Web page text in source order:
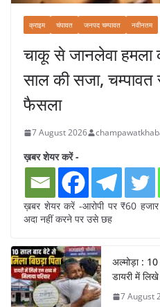
क्राइम चंपावत जनपद चम्पावत नवीनतम
चाकू से जानलेवा हमला
साल की सजा, चम्पावत
फैसला
7 August 2026
ख़बर शेयर करें -
ख़बर शेयर करें -आरोपी पर ₹60 हजार
अदा नहीं करने पर उसे छह
अल्मोड़ा : 10
डायरी में लिखे
7 August